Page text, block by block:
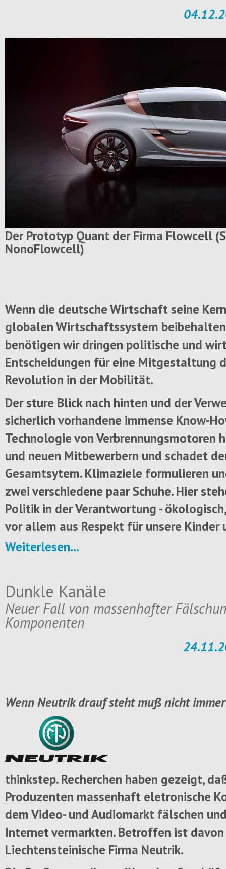
Der Prototyp Quant der Firma Flowcell
NonoFlowcell)
Wenn die deutsche Wirtschaft seine
globalen Wirtschaftssystem
benötigen wir dringen politische und
Entscheidungen für eine Mitgestaltung
Revolution in der Mobilität.
Der sture Blick nach hinten und der
sicherlich vorhandene immense Know-
Technologie von Verbrennungsmotoren
und neuen Mitbewerbern und schadet
Gesamtsytem. Klimaziele formulieren
zwei verschiedene paar Schuhe. Hier
Politik in der Verantwortung -
vor allem aus Respekt für unsere Kinder
Weiterlesen...
Dunkle Kanäle
Neuer Fall von massenhafter
Komponenten
Wenn Neutrik drauf steht muß nicht
thinkstep. Recherchen haben gezeigt,
Produzenten massenhaft eletronische
dem Video- und Audiomarkt fälschen
Internet vermarkten. Betroffen ist
Liechtensteinische Firma Neutrik.